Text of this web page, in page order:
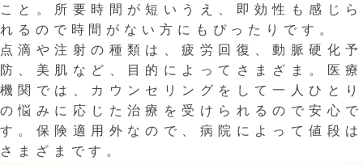
こと。所要時間が短いうえ、即効性も感じら
れるので時間がない方にもぴったりです。
点滴や注射の種類は、疲労回復、動脈硬化予
防、美肌など、目的によってさまざま。医療
機関では、カウンセリングをして一人ひとり
の悩みに応じた治療を受けられるので安心で
す。保険適用外なので、病院によって値段は
さまざまです。